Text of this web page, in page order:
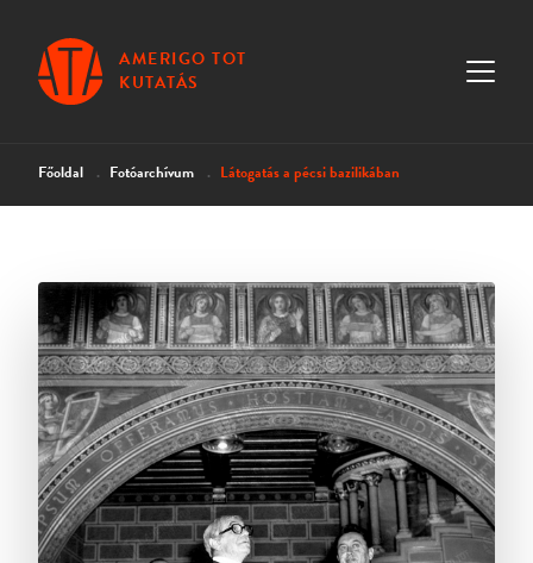
AMERIGO TOT
KUTATÁS
Főoldal Fotóarchívum Látogatás a pécsi bazilikában